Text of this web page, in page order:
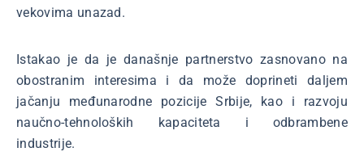
vekovima unazad.
Istakao je da je današnje partnerstvo zasnovano na
obostranim interesima i da može doprineti daljem
jačanju međunarodne pozicije Srbije, kao i razvoju
naučno-tehnoloških kapaciteta i odbrambene
industrije.